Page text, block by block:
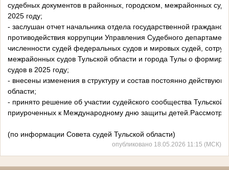
судебных документов в районных, городском, межрайонных
2025 году;
- заслушан отчет начальника отдела государственной
противодействия коррупции Управления Судебного
численности судей федеральных судов и мировых судей,
межрайонных судов Тульской области и города Тулы о
судов в 2025 году;
- внесены изменения в структуру и состав постоянно
области;
- принято решение об участии судейского сообщества Тульской
приуроченных к Международному дню защиты
(по информации Совета судей Тульской области)
опубликовано 18.05.2026 11:15 (МСК)